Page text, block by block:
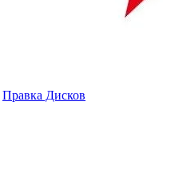
Правка Дисков